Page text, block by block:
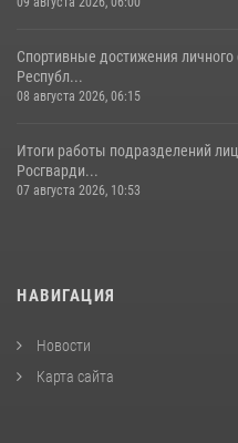
Спортивные достижения
Республ...
08 августа 2026, 06:15
Итоги работы подразделений
Росгварди...
07 августа 2026, 10:53
НАВИГАЦИЯ
Новости
Карта сайта